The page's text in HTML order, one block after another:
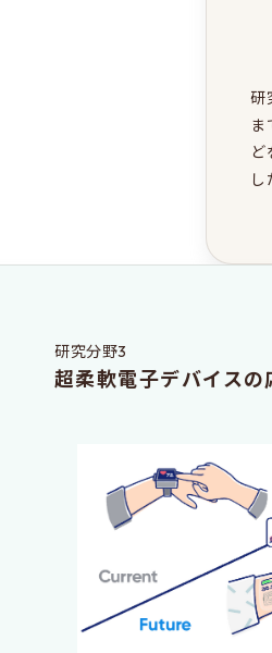
研
ま
ど
研究分野3
超柔軟電子デバイスの